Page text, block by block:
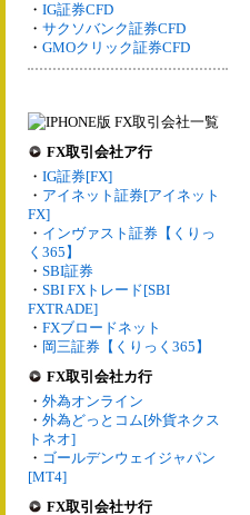
・ IG証券CFD
・ サクソバンク証券CFD
・ GMOクリック証券CFD
FX取引会社ア行
・ IG証券[FX]
・ アイネット証券[アイネット
FX]
・ インヴァスト証券【くりっ
く365】
・ SBI証券
・ SBI FXトレード[SBI
FXTRADE]
・ FXブロードネット
・ 岡三証券【くりっく365】
FX取引会社カ行
・ 外為オンライン
・ 外為どっとコム[外貨ネクス
トネオ]
・ ゴールデンウェイジャパン
[MT4]
FX取引会社サ行